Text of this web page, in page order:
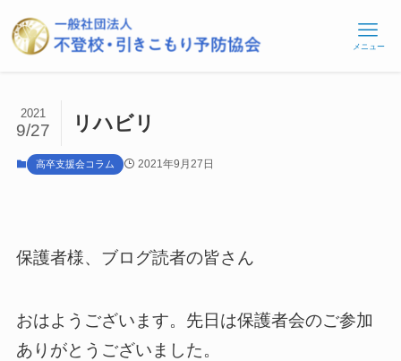
メニュー
リハビリ
2021
9/27
高卒支援会コラム 2021年9月27日
保護者様、ブログ読者の皆さん
おはようございます。先日は保護者会のご参加
ありがとうございました。